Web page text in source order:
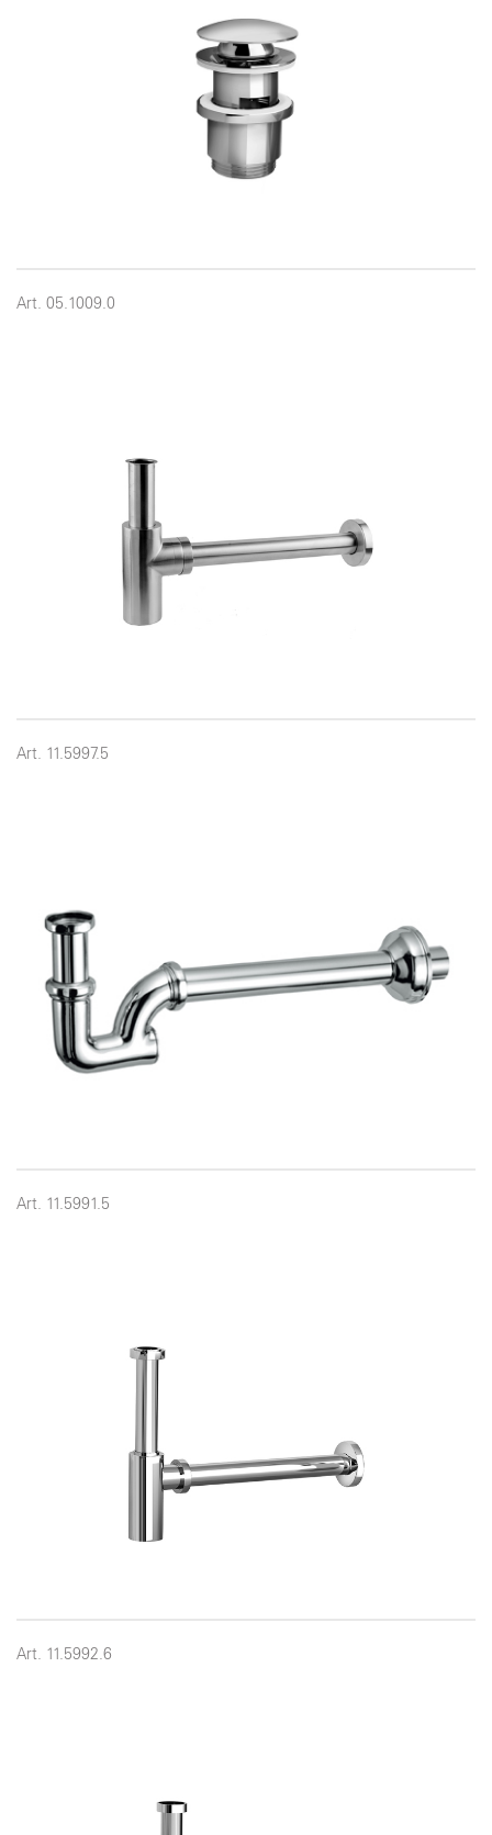
Art. 05.1009.0
Art. 11.5997.5
Art. 11.5991.5
Art. 11.5992.6